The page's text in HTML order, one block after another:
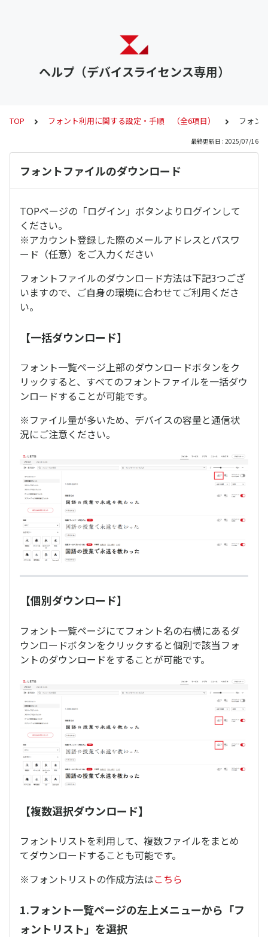
ヘルプ（デバイスライセンス専用）
TOP フォント利用に関する設定・手順 （全6項目） フォン
最終更新日 : 2025/07/16
フォントファイルのダウンロード
TOPページの「ログイン」ボタンよりログインして
ください。
※アカウント登録した際のメールアドレスとパスワ
ード（任意）をご入力ください
フォントファイルのダウンロード方法は下記3つござ
いますので、ご自身の環境に合わせてご利用くださ
い。
【一括ダウンロード】
フォント一覧ページ上部のダウンロードボタンをク
リックすると、すべてのフォントファイルを一括ダウ
ンロードすることが可能です。
※ファイル量が多いため、デバイスの容量と通信状
況にご注意ください。
【個別ダウンロード】
フォント一覧ページにてフォント名の右横にあるダ
ウンロードボタンをクリックすると個別で該当フォ
ントのダウンロードをすることが可能です。
【複数選択ダウンロード】
フォントリストを利用して、複数ファイルをまとめ
てダウンロードすることも可能です。
※フォントリストの作成方法はこちら
1.フォント一覧ページの左上メニューから「フ
ォントリスト」を選択